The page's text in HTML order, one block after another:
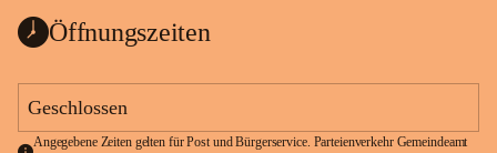
Öffnungszeiten
Geschlossen
Angegebene Zeiten gelten für Post und Bürgerservice. Parteienverkehr Gemeindeamt